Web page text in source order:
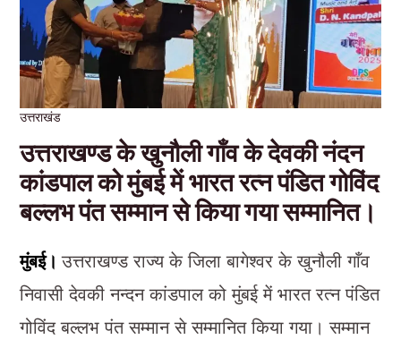
उत्तराखंड
उत्तराखण्ड के खुनौली गाँव के देवकी नंदन
कांडपाल को मुंबई में भारत रत्न पंडित गोविंद
बल्लभ पंत सम्मान से किया गया सम्मानित।
मुंबई।उत्तराखण्ड राज्य के जिला बागेश्वर के खुनौली गाँव
निवासी देवकी नन्दन कांडपाल को मुंबई में भारत रत्न पंडित
गोविंद बल्लभ पंत सम्मान से सम्मानित किया गया। सम्मान